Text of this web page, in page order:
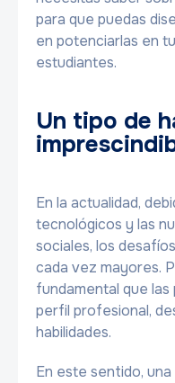
para que puedas
en potenciarlas en
estudiantes.
Un tipo de
En la actualidad,
tecnológicos y las
sociales, los
cada vez mayores.
fundamental que
perfil profesional,
habilidades.
En este sentido,